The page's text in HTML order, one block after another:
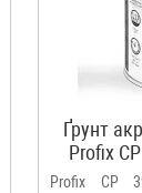
Ґрунт
Profix
Profix CP